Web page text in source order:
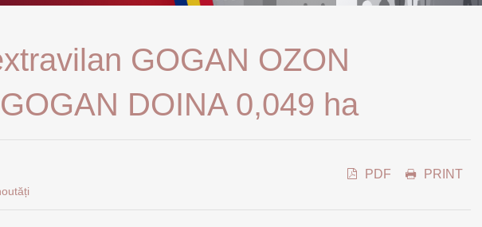
GOGAN OZON
DOINA 0,049 ha
PDF PRINT